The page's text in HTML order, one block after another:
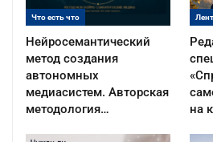
Что есть что
Нейросемантический
метод создания
автономных
медиасистем. Авторская
методология…
на